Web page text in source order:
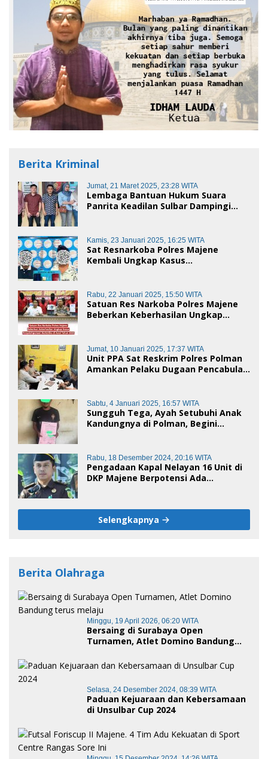
Berita Kriminal
Jumat, 21 Maret 2025, 23:28 WITA
Lembaga Bantuan Hukum Suara
Panrita Keadilan Sulbar Dampingi
Polman
Kamis, 23 Januari 2025, 16:25 WITA
Sat Resnarkoba Polres Majene
Kembali Ungkap Kasus
Rabu, 22 Januari 2025, 15:50 WITA
Satuan Res Narkoba Polres Majene
Beberkan Keberhasilan Ungkap
Jumat, 10 Januari 2025, 17:37 WITA
Unit PPA Sat Reskrim Polres Polman
Amankan Pelaku Dugaan Pencabulan
Sabtu, 4 Januari 2025, 16:57 WITA
Sungguh Tega, Ayah Setubuhi Anak
Kandungnya di Polman, Begini
Rabu, 18 Desember 2024, 20:16 WITA
Pengadaan Kapal Nelayan 16 Unit di
DKP Majene Berpotensi Ada
Selengkapnya
Berita Olahraga
Minggu, 19 April 2026, 06:20 WITA
Bersaing di Surabaya Open
Turnamen, Atlet Domino Bandung
Selasa, 24 Desember 2024, 08:39 WITA
Paduan Kejuaraan dan Kebersamaan
di Unsulbar Cup 2024